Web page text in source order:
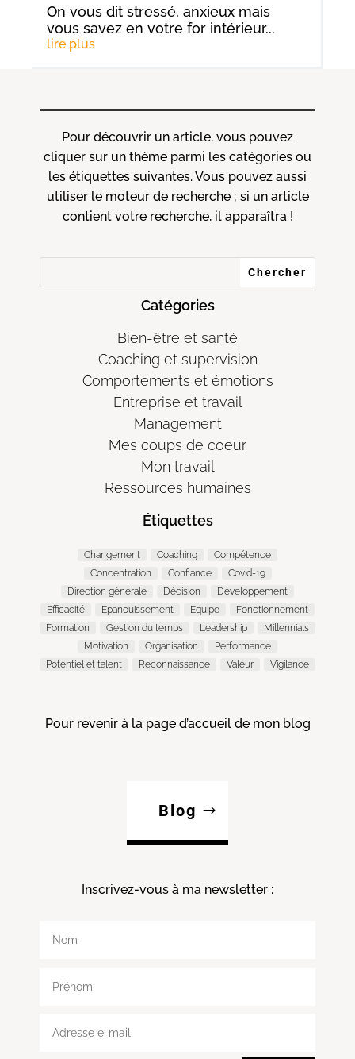
On vous dit stressé, anxieux mais
vous savez en votre for intérieur...
lire plus
Pour découvrir un article, vous pouvez
cliquer sur un thème parmi les catégories ou
les étiquettes suivantes. Vous pouvez aussi
utiliser le moteur de recherche ; si un article
contient votre recherche, il apparaîtra !
Catégories
Bien-être et santé
Coaching et supervision
Comportements et émotions
Entreprise et travail
Management
Mes coups de coeur
Mon travail
Ressources humaines
Étiquettes
Changement Coaching
Compétence
Concentration
Confiance
Covid-19
Direction générale
Décision
Développement
Efficacité
Epanouissement Equipe
Fonctionnement
Formation
Gestion du temps Leadership
Millennials
Motivation
Organisation
Performance
Potentiel et talent
Reconnaissance Valeur Vigilance
Pour revenir à la page d’accueil de mon blog
Blog
Inscrivez-vous à ma newsletter :